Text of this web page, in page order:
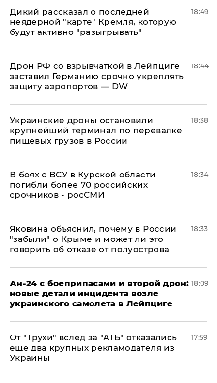
Дикий рассказал о последней
неядерной "карте" Кремля, которую
будут активно "разыгрывать"
18:49
​Дрон РФ со взрывчаткой в Лейпциге
заставил Германию срочно укреплять
защиту аэропортов — DW
18:44
Украинские дроны остановили
крупнейший терминал по перевалке
пищевых грузов в России
18:38
В боях с ВСУ в Курской области
погибли более 70 российских
срочников - росСМИ
18:34
Яковина объяснил, почему в России
"забыли" о Крыме и может ли это
говорить об отказе от полуострова
18:33
Ан-24 с боеприпасами и второй дрон:
новые детали инцидента возле
украинского самолета в Лейпциге
18:09
От "Трухи" вслед за "АТБ" отказались
еще два крупных рекламодателя из
Украины
17:59